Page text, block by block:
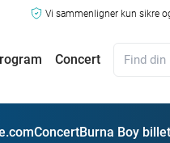
Vi sammenligner kun sikre
Concert
ConcertBurna Boy